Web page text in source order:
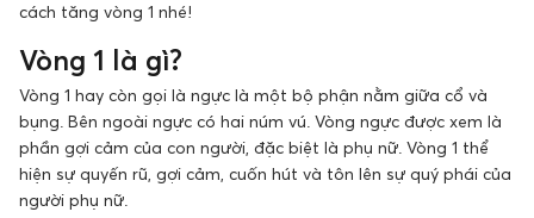
cách tăng vòng 1 nhé!
Vòng 1 là gì?
Vòng 1 hay còn gọi là ngực là một bộ phận nằm giữa cổ và
bụng. Bên ngoài ngực có hai núm vú. Vòng ngực được xem là
phần gợi cảm của con người, đặc biệt là phụ nữ. Vòng 1 thể
hiện sự quyến rũ, gợi cảm, cuốn hút và tôn lên sự quý phái của
người phụ nữ.